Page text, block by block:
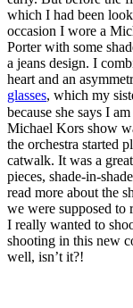
which I had been
occasion I wore a
Porter with some
a jeans design. I
heart and an
glasses, which my
because she says I
Michael Kors show
the orchestra started
catwalk. It was a
pieces, shade-in-
read more about the
we were supposed to
I really wanted to
shooting in this new
well, isn’t it?!